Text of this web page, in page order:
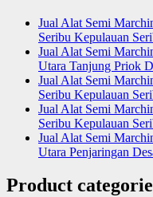
Jual Alat Semi
Seribu Kepulauan
Jual Alat Semi
Utara Tanjung Priok
Jual Alat Semi
Seribu Kepulauan
Jual Alat Semi
Seribu Kepulauan
Jual Alat Semi
Utara Penjaringan
Product